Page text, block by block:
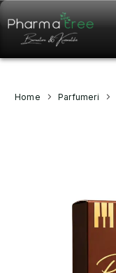
Home Parfumeri